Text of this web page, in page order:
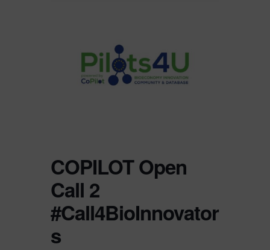
COPILOT Open
Call 2
#Call4BioInnovator
s